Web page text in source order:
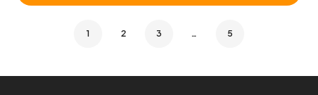
1 2 3 … 5